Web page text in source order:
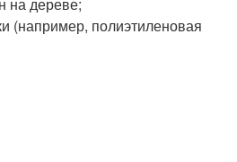
(например, полиэтиленовая